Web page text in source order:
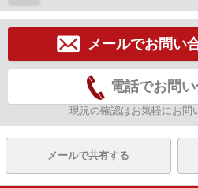
メールでお問い
電話でお問
現況の確認はお気軽にお問
メールで共有する